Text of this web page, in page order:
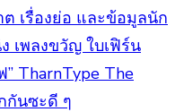
เรื่องย่อ และข้อมูลนัก
เพลงขวัญ ใบเฟิร์น